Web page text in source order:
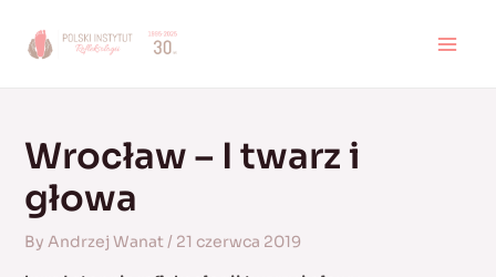
Wrocław – I twarz i
głowa
By Andrzej Wanat/ 21 czerwca 2019